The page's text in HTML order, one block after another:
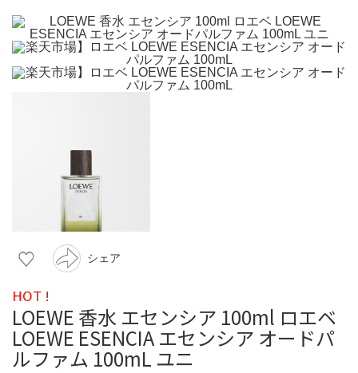
シェア
HOT !
LOEWE 香水 エセンシア 100ml ロエベ
LOEWE ESENCIA エセンシア オードパ
ルファム 100mL ユニ